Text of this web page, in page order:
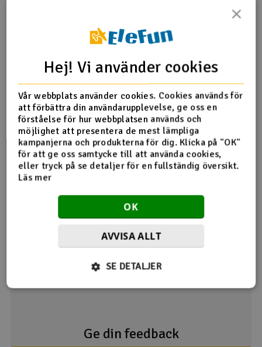
kiseldioxidgelpåse på en sval torr plats. Håll det borta från
Fler detaljer
Vikt
1 kg
Egenskap
Normal
Färg
Röd
Filamenttyp
PLA
Produktrecensioner
Tyvärr ingen feedback om denna produkt ännu.
Ge din feedback
×
Hej! Vi använder cookies
Vår webbplats använder cookies. Cookies används för
att förbättra din användarupplevelse, ge oss en
förståelse för hur webbplatsen används och
möjlighet att presentera de mest lämpliga
kampanjerna och produkterna för dig. Klicka på "OK"
för att ge oss samtycke till att använda cookies,
eller tryck på se detaljer för en fullständig översikt.
Läs mer
OK
AVVISA ALLT
SE DETALJER